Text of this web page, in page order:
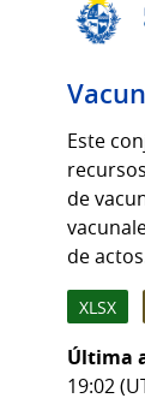
Este
de
de
XLSX
Última
19:02